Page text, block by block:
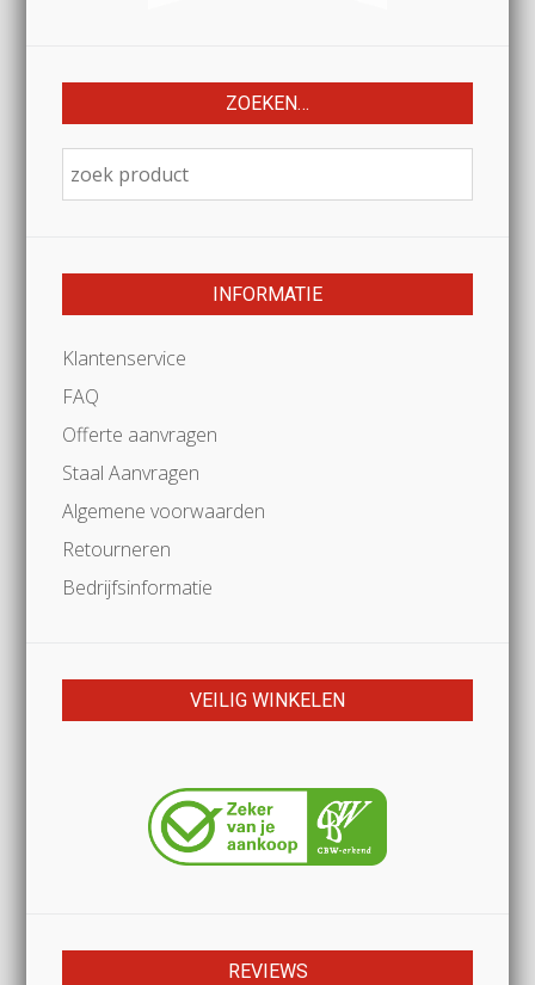
ZOEKEN…
INFORMATIE
Klantenservice
FAQ
Offerte aanvragen
Staal Aanvragen
Algemene voorwaarden
Retourneren
Bedrijfsinformatie
VEILIG WINKELEN
REVIEWS